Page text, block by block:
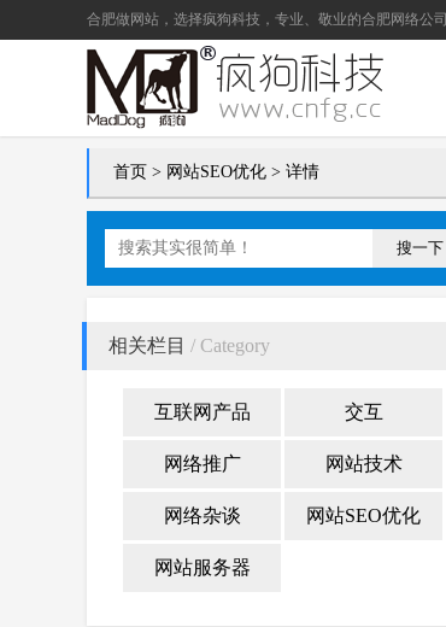
合肥做网站 ，选择疯狗科技，专业、敬业的合肥网络公司
首页 > 网站SEO优化 > 详情
搜一下
相关栏目 / Category
互联网产品 交互
网络推广 网站技术
网络杂谈 网站SEO优化
网站服务器